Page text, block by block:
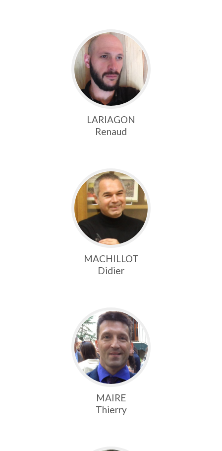
LARIAGON
Renaud
MACHILLOT
Didier
MAIRE
Thierry